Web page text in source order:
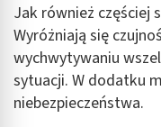
Jak również częściej
Wyróżniają się
wychwytywaniu
sytuacji. W dodatku
niebezpieczeństwa.